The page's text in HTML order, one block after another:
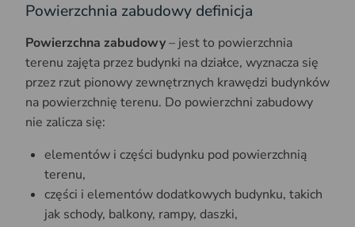
Powierzchnia zabudowy definicja
Powierzchna zabudowy– jest to powierzchnia
terenu zajęta przez budynki na działce, wyznacza się
przez rzut pionowy zewnętrznych krawędzi budynków
na powierzchnię terenu. Do powierzchni zabudowy
nie zalicza się:
elementów i części budynku pod powierzchnią
terenu,
części i elementów dodatkowych budynku, takich
jak schody, balkony, rampy, daszki,